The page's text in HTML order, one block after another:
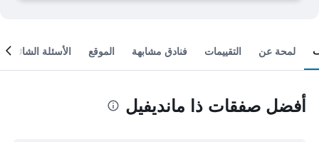
لمحة عن التقييمات فنادق مشابهة الموقع الأسئلة الشائعة
أفضل صفقات ذا مانديفيل